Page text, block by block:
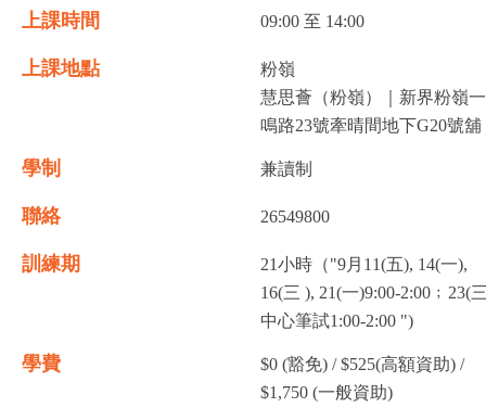
上課時間 09:00 至 14:00
上課地點
粉嶺
慧思薈（粉嶺）｜新界粉嶺一
鳴路23號牽晴間地下G20號舖
學制 兼讀制
聯絡 26549800
訓練期
21小時（"9月11(五), 14(一),
16(三 ), 21(一)9:00-2:00﹔23(
中心筆試1:00-2:00 ")
學費
$0 (豁免) / $525(高額資助) /
$1,750 (一般資助)